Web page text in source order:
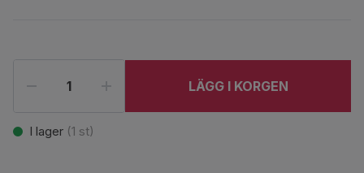
LÄGG I KORGEN
I lager (1 st)